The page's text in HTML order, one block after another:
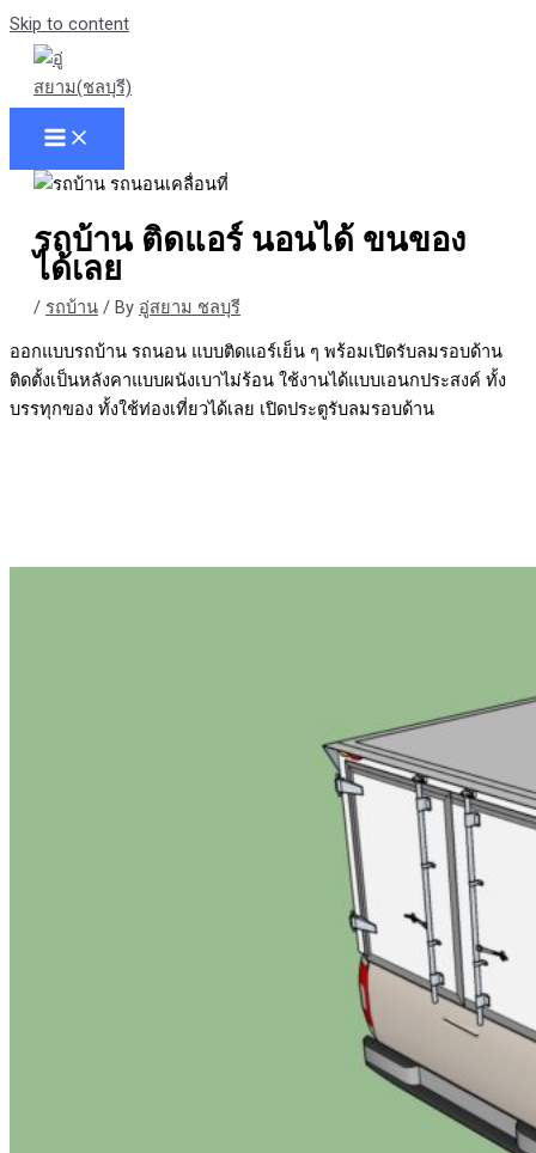
Skip to content
รถบ้าน ติดแอร์ นอนได้ ขนของ
ได้เลย
/ รถบ้าน / By อู่สยาม ชลบุรี
ออกแบบรถบ้าน รถนอน แบบติดแอร์เย็น ๆ พร้อมเปิดรับลมรอบด้าน
ติดตั้งเป็นหลังคาแบบผนังเบาไม่ร้อน ใช้งานได้แบบเอนกประสงค์ ทั้ง
บรรทุกของ ทั้งใช้ท่องเที่ยวได้เลย เปิดประตูรับลมรอบด้าน